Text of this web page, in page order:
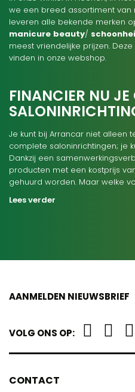
we een breed assortiment van
leveren alle bekende merken
manicure beauty/
meest vriendelijke prijzen.
vinden in onze webshop.
FINANCIER NU JE
Je kunt bij Arrancar niet alleen
complete saloninrichtingen; je
Dankzij een
producten met een kostprijs
gehuurd worden. Maar welke
Lees verder
AANMELDEN NIEUWSBRIEF
VOLG ONS OP:
CONTACT